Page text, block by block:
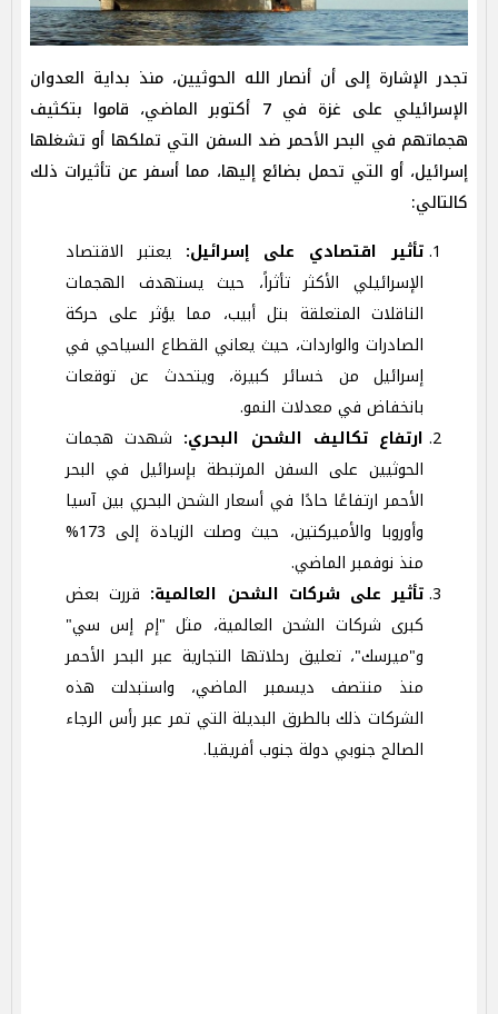
تجدر الإشارة إلى أن أنصار الله الحوثيين، منذ بداية العدوان
الإسرائيلي على غزة في 7 أكتوبر الماضي، قاموا بتكثيف
هجماتهم في البحر الأحمر ضد السفن التي تملكها أو تشغلها
إسرائيل، أو التي تحمل بضائع إليها، مما أسفر عن تأثيرات ذلك
كالتالي:
تأثير اقتصادي على إسرائيل: يعتبر الاقتصاد
الإسرائيلي الأكثر تأثراً، حيث يستهدف الهجمات
الناقلات المتعلقة بتل أبيب، مما يؤثر على حركة
الصادرات والواردات، حيث يعاني القطاع السياحي في
إسرائيل من خسائر كبيرة، ويتحدث عن توقعات
بانخفاض في معدلات النمو.
ارتفاع تكاليف الشحن البحري: شهدت هجمات
الحوثيين على السفن المرتبطة بإسرائيل في البحر
الأحمر ارتفاعًا حادًا في أسعار الشحن البحري بين آسيا
وأوروبا والأميركتين، حيث وصلت الزيادة إلى 173%
منذ نوفمبر الماضي.
تأثير على شركات الشحن العالمية: قررت بعض
كبرى شركات الشحن العالمية، مثل "إم إس سي"
و"ميرسك"، تعليق رحلاتها التجارية عبر البحر الأحمر
منذ منتصف ديسمبر الماضي، واستبدلت هذه
الشركات ذلك بالطرق البديلة التي تمر عبر رأس الرجاء
الصالح جنوبي دولة جنوب أفريقيا.